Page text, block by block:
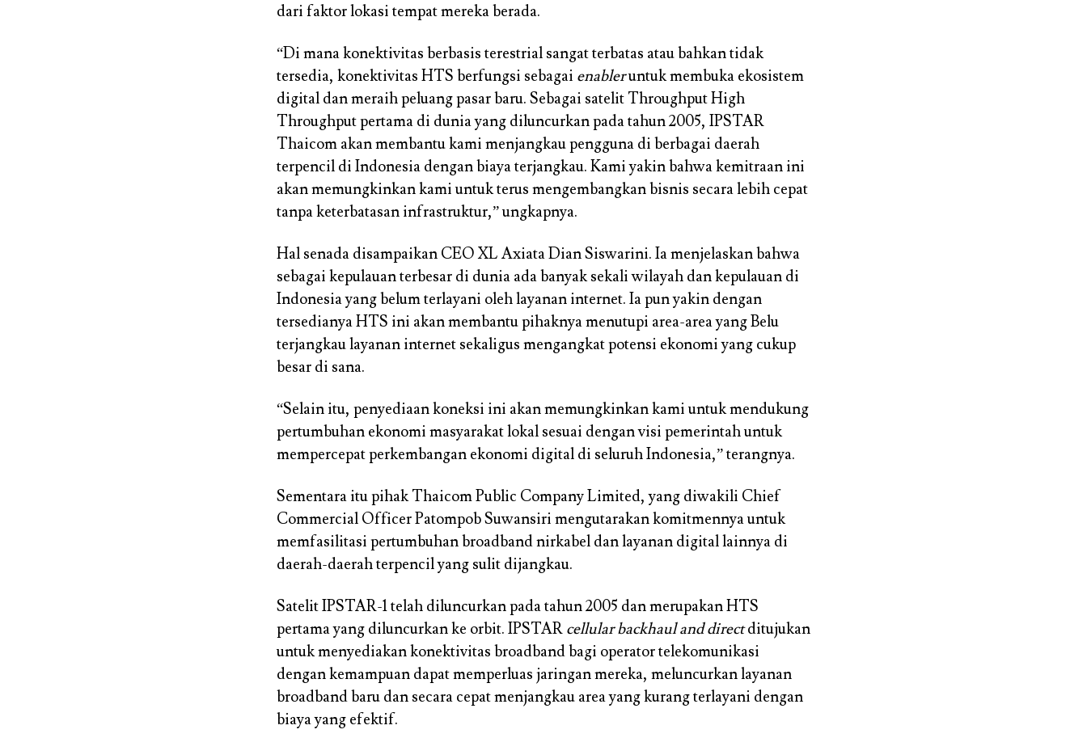
dari faktor lokasi tempat mereka berada.
“Di mana konektivitas berbasis terestrial sangat terbatas atau bahkan tidak
tersedia, konektivitas HTS berfungsi sebagai enableruntuk membuka ekosistem
digital dan meraih peluang pasar baru. Sebagai satelit Throughput High
Throughput pertama di dunia yang diluncurkan pada tahun 2005, IPSTAR
Thaicom akan membantu kami menjangkau pengguna di berbagai daerah
terpencil di Indonesia dengan biaya terjangkau. Kami yakin bahwa kemitraan ini
akan memungkinkan kami untuk terus mengembangkan bisnis secara lebih cepat
tanpa keterbatasan infrastruktur,” ungkapnya.
Hal senada disampaikan CEO XL Axiata Dian Siswarini. Ia menjelaskan bahwa
sebagai kepulauan terbesar di dunia ada banyak sekali wilayah dan kepulauan di
Indonesia yang belum terlayani oleh layanan internet. Ia pun yakin dengan
tersedianya HTS ini akan membantu pihaknya menutupi area-area yang Belu
terjangkau layanan internet sekaligus mengangkat potensi ekonomi yang cukup
besar di sana.
“Selain itu, penyediaan koneksi ini akan memungkinkan kami untuk mendukung
pertumbuhan ekonomi masyarakat lokal sesuai dengan visi pemerintah untuk
mempercepat perkembangan ekonomi digital di seluruh Indonesia,” terangnya.
Sementara itu pihak Thaicom Public Company Limited, yang diwakili Chief
Commercial Officer Patompob Suwansiri mengutarakan komitmennya untuk
memfasilitasi pertumbuhan broadband nirkabel dan layanan digital lainnya di
daerah-daerah terpencil yang sulit dijangkau.
Satelit IPSTAR-1 telah diluncurkan pada tahun 2005 dan merupakan HTS
pertama yang diluncurkan ke orbit. IPSTAR cellular backhaul and directditujukan
untuk menyediakan konektivitas broadband bagi operator telekomunikasi
dengan kemampuan dapat memperluas jaringan mereka, meluncurkan layanan
broadband baru dan secara cepat menjangkau area yang kurang terlayani dengan
biaya yang efektif.